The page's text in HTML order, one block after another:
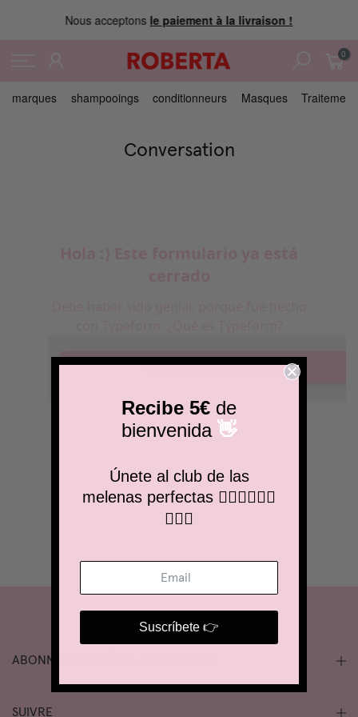
Nous acceptons le paiement à la livraison !
0
marques shampooings conditionneurs Masques
Conversation
ABONNEZ-VOUS À LA NEWSLETTER
SUIVRE
Recibe 5€ de
bienvenida 👋
Únete al club de las
melenas perfectas 💁🏼‍♀️💁🏽‍♂️
💁🏻‍♀️
Suscríbete 👉